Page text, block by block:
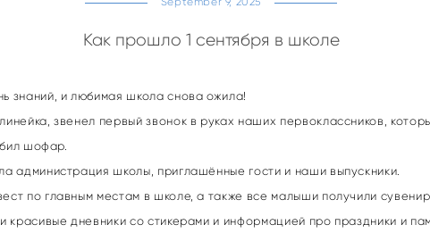
Как прошло 1 сентября в школе
знаний, и любимая школа снова ожила!
звенел первый звонок в руках наших первоклассников,
шофар.
администрация школы, приглашённые гости и наши выпускники.
по главным местам в школе, а также все малыши получили
красивые дневники со стикерами и информацией про праздники и